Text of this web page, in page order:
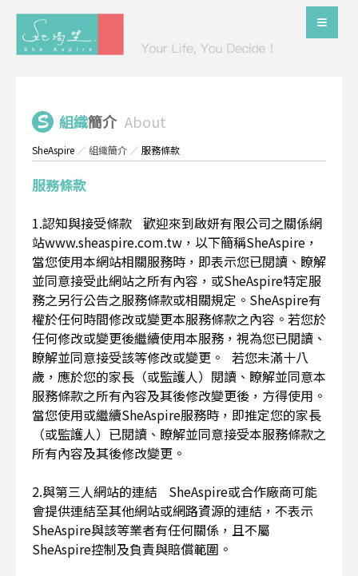
組織簡介 About
SheAspire ／組織簡介 ／服務條款
服務條款
1.認知與接受條款 歡迎來到啟妍有限公司之關係網
站www.sheaspire.com.tw，以下簡稱SheAspire，
當您使用本網站相關服務時，即表示您已閱讀、瞭解
並同意接受此網站之所有內容，或SheAspire特定服
務之另行公告之服務條款或相關規定。SheAspire有
權於任何時間修改或變更本服務條款之內容。若您於
任何修改或變更後繼續使用本服務，視為您已閱讀、
瞭解並同意接受該等修改或變更。 若您未滿十八
歲，應於您的家長（或監護人）閱讀、瞭解並同意本
服務條款之所有內容及其後修改變更後，方得使用。
當您使用或繼續SheAspire服務時，即推定您的家長
（或監護人）已閱讀、瞭解並同意接受本服務條款之
所有內容及其後修改變更。
2.與第三人網站的連結 SheAspire或合作廠商可能
會提供連結至其他網站或網路資源的連結，不表示
SheAspire與該等業者有任何關係，且不屬
SheAspire控制及負責與賠償範圍。